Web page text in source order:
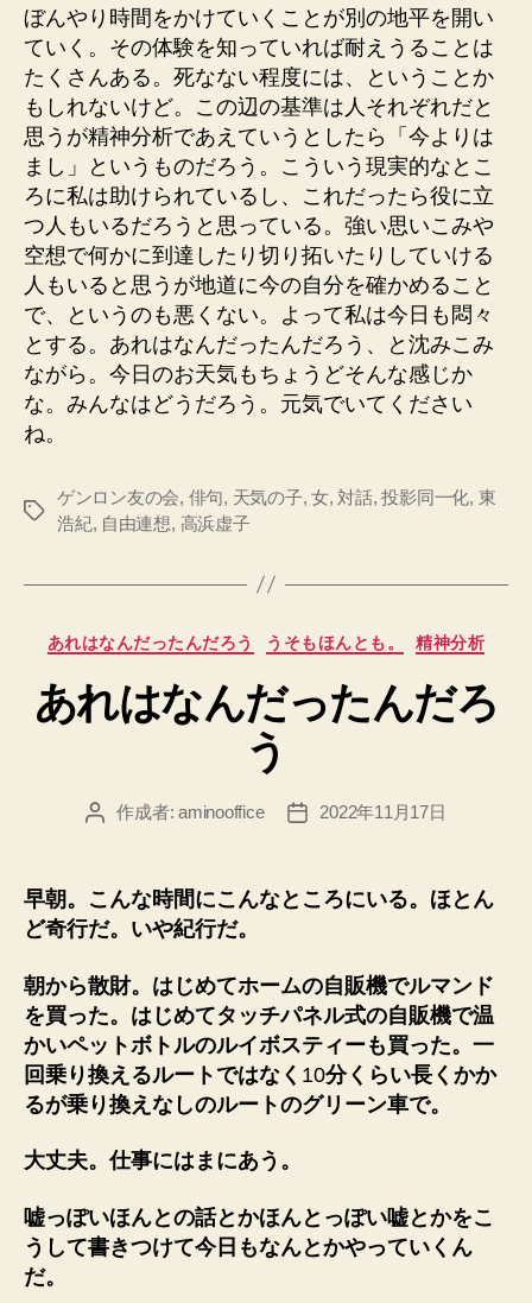
ぼんやり時間をかけていくことが別の地平を開い
ていく。その体験を知っていれば耐えうることは
たくさんある。死なない程度には、ということか
もしれないけど。この辺の基準は人それぞれだと
思うが精神分析であえていうとしたら「今よりは
まし」というものだろう。こういう現実的なとこ
ろに私は助けられているし、これだったら役に立
つ人もいるだろうと思っている。強い思いこみや
空想で何かに到達したり切り拓いたりしていける
人もいると思うが地道に今の自分を確かめること
で、というのも悪くない。よって私は今日も悶々
とする。あれはなんだったんだろう、と沈みこみ
ながら。今日のお天気もちょうどそんな感じか
な。みんなはどうだろう。元気でいてください
ね。
タ
ゲンロン友の会, 俳句, 天気の子,女,対話,投影同一化, 東
浩紀, 自由連想, 高浜虚子
カ
ゴ
リ
ー
あれはなんだったんだろう うそもほんとも。 精神分析
あれはなんだったんだろ
う
投
作成者:aminooffice
投
2022年11月17日
早朝。こんな時間にこんなところにいる。ほとん
ど奇行だ。いや紀行だ。
朝から散財。はじめてホームの自販機でルマンド
を買った。はじめてタッチパネル式の自販機で温
かいペットボトルのルイボスティーも買った。一
回乗り換えるルートではなく 10分くらい長くかか
るが乗り換えなしのルートのグリーン車で。
大丈夫。仕事にはまにあう。
嘘っぽいほんとの話とかほんとっぽい嘘とかをこ
うして書きつけて今日もなんとかやっていくん
だ。